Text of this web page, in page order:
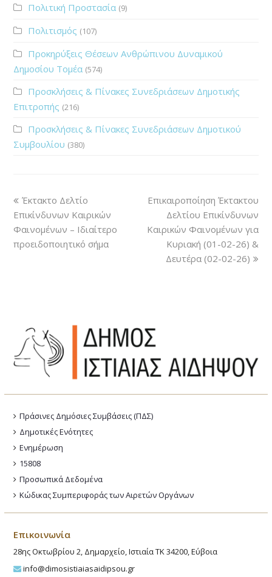
Πολιτική Προστασία (9)
Πολιτισμός (107)
Προκηρύξεις Θέσεων Ανθρώπινου Δυναμικού
Δημοσίου Τομέα (574)
Προσκλήσεις & Πίνακες Συνεδριάσεων Δημοτικής
Επιτροπής (216)
Προσκλήσεις & Πίνακες Συνεδριάσεων Δημοτικού
Συμβουλίου (380)
Έκτακτο Δελτίο
Επικίνδυνων Καιρικών
Φαινομένων – Ιδιαίτερο
προειδοποιητικό σήμα
Επικαιροποίηση Έκτακτου
Δελτίου Επικίνδυνων
Καιρικών Φαινομένων για
Κυριακή (01-02-26) &
Δευτέρα (02-02-26)
Πράσινες Δημόσιες Συμβάσεις (ΠΔΣ)
Δημοτικές Ενότητες
Ενημέρωση
15808
Προσωπικά Δεδομένα
Κώδικας Συμπεριφοράς των Αιρετών Οργάνων
Επικοινωνία
28ης Οκτωβρίου 2, Δημαρχείο, Ιστιαία ΤΚ 34200, Εύβοια
info@dimosistiaiasaidipsou.gr